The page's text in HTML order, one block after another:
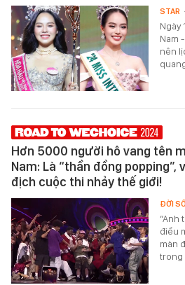
Ngày
Nam
nên
STAR
Hơn 5000 người hô vang tên
Nam: Là “thần đồng popping”,
địch cuộc thi nhảy thế giới!
“Anh
điều
màn
trong
ĐỜI